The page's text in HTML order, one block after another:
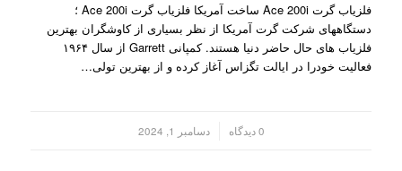
فلزیاب گرت Ace 200i ساخت آمریکا فلزیاب گرت Ace 200i ؛
دستگاههای شرکت گرت آمریکا از نظر بسیاری از کاوشگران بهترین
فلزیاب های حال حاضر دنیا هستند. کمپانی Garrett از سال ۱۹۶۴
فعالیت خودرا در ایالت تگزاس آغاز کرده و از بهترین تولی…
0 دیدگاه دسامبر 1, 2024